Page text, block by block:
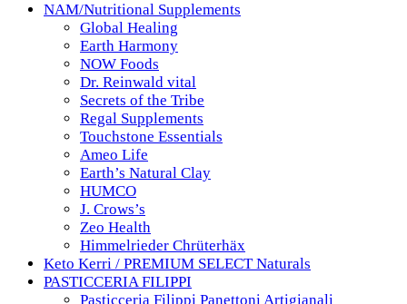
NAM/Nutritional Supplements
Global Healing
Earth Harmony
NOW Foods
Dr. Reinwald vital
Secrets of the Tribe
Regal Supplements
Touchstone Essentials
Ameo Life
Earth’s Natural Clay
HUMCO
J. Crows’s
Zeo Health
Himmelrieder Chrüterhäx
Keto Kerri / PREMIUM SELECT Naturals
PASTICCERIA FILIPPI
Pasticceria Filippi Panettoni Artigianali